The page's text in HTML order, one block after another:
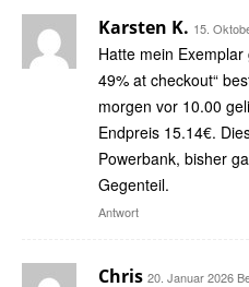
Karsten K. 15.
Hatte mein
49% at checkout“
morgen vor 10.00
Endpreis 15.14€.
Powerbank, bisher
Gegenteil.
Antwort
Chris 20. Januar 2026